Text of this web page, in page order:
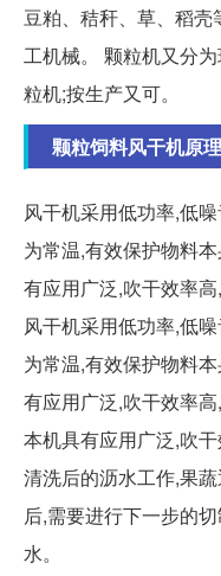
豆粕、秸秆、草、稻
工机械。 颗粒机又分
粒机;按生产又可。
颗粒饲料风干机原
风干机采用低功率,低
为常温,有效保护物料
有应用广泛,吹干效率
风干机采用低功率,低
为常温,有效保护物料
有应用广泛,吹干效率
本机具有应用广泛,吹
清洗后的沥水工作,果
后,需要进行下一步的
水。